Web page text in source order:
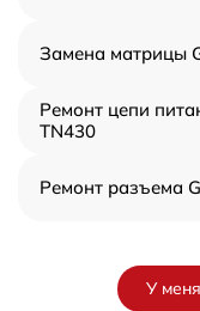
Замена матрицы
Ремонт цепи
TN430
Ремонт разъема
У